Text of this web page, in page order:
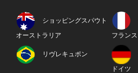
ショッピングスパウト
オーストラリア フランス
リヴレキュポン
ドイツ